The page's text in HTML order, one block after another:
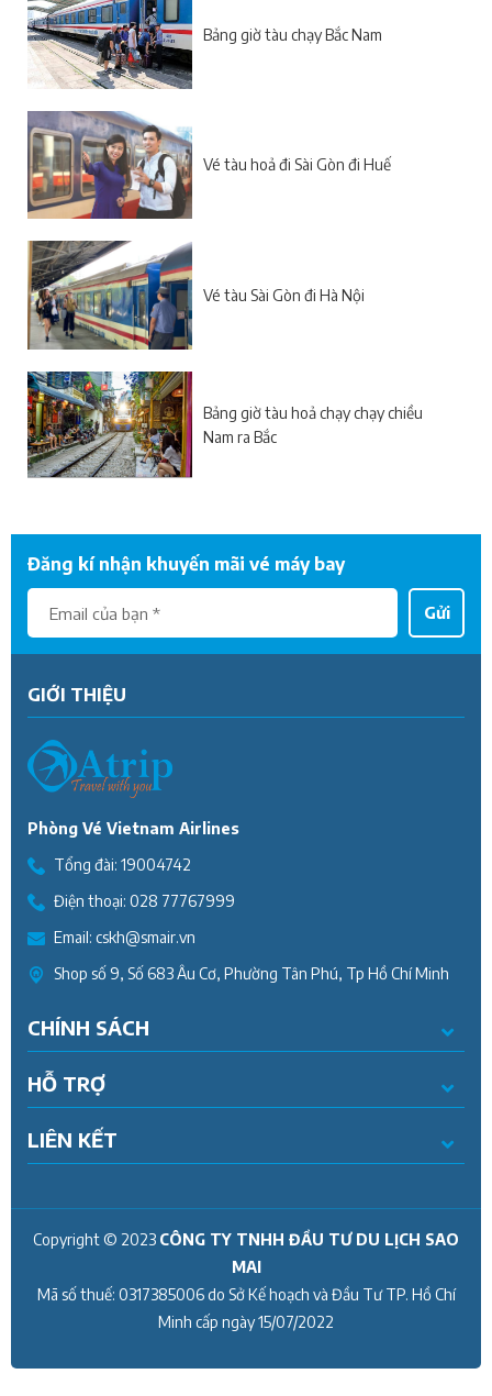
Bảng giờ tàu chạy Bắc Nam
Vé tàu hoả đi Sài Gòn đi Huế
Vé tàu Sài Gòn đi Hà Nội
Bảng giờ tàu hoả chạy chạy chiều
Nam ra Bắc
Đăng kí nhận khuyến mãi vé máy bay
Gửi
GIỚI THIỆU
Phòng Vé Vietnam Airlines
Tổng đài: 19004742
Điện thoại: 028 77767999
Email: cskh@smair.vn
Shop số 9, Số 683 Âu Cơ, Phường Tân Phú, Tp Hồ Chí Minh
CHÍNH SÁCH
HỖ TRỢ
LIÊN KẾT
Copyright © 2023 CÔNG TY TNHH ĐẦU TƯ DU LỊCH SAO
MAI
Mã số thuế: 0317385006do Sở Kế hoạch và Đầu Tư TP. Hồ Chí
Minh cấp ngày15/07/2022